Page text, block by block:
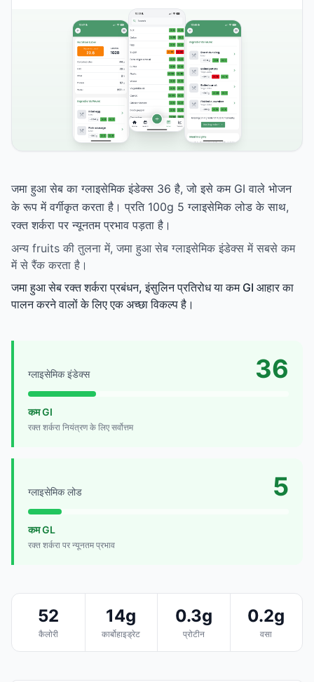
जमा हुआ सेब का ग्लाइसेमिक इंडेक्स 36 है, जो इसे कम GI वाले भोजन
के रूप में वर्गीकृत करता है। प्रति 100g 5 ग्लाइसेमिक लोड के साथ,
रक्त शर्करा पर न्यूनतम प्रभाव पड़ता है।
अन्य fruits की तुलना में, जमा हुआ सेब ग्लाइसेमिक इंडेक्स में सबसे कम
में से रैंक करता है।
जमा हुआ सेब रक्त शर्करा प्रबंधन, इंसुलिन प्रतिरोध या कम GI आहार का
पालन करने वालों के लिए एक अच्छा विकल्प है।
ग्लाइसेमिक इंडेक्स 36
कम GI
रक्त शर्करा नियंत्रण के लिए सर्वोत्तम
ग्लाइसेमिक लोड 5
कम GL
रक्त शर्करा पर न्यूनतम प्रभाव
52
कैलोरी
14g
कार्बोहाइड्रेट
0.3g
प्रोटीन
0.2g
वसा